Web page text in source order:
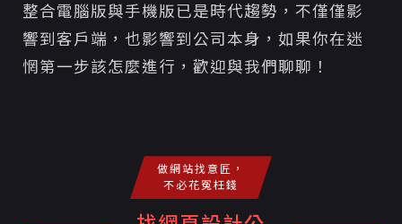
整合電腦版與手機版已是時代趨勢，不僅僅影
響到客戶端，也影響到公司本身，如果你在迷
惘第一步該怎麼進行，歡迎與我們聊聊！
做網站找意匠，
不必花冤枉錢